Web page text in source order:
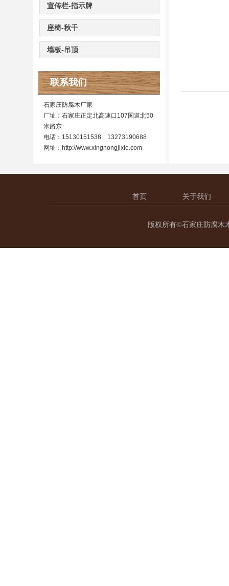
宣传栏-指示牌
座椅-秋千
墙板-吊顶
联系我们
石家庄防腐木厂家
厂址：石家庄正定北高速口107国道北50
米路东
电话：15130151538 13273190688
网址： http://www.xingnongjixie.com
首页 关于我们
版权所有©石家庄防腐